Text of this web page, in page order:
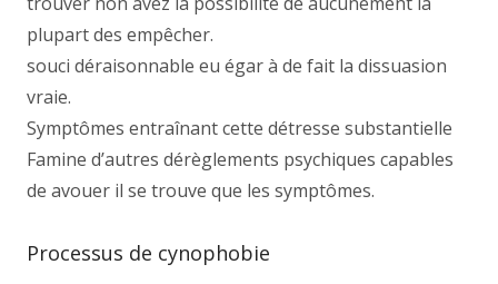
plupart des empêcher.
souci déraisonnable eu égar à de fait la dissuasion
vraie.
Symptômes entraînant cette détresse substantielle
Famine d’autres dérèglements psychiques capables
de avouer il se trouve que les symptômes.
Processus de cynophobie